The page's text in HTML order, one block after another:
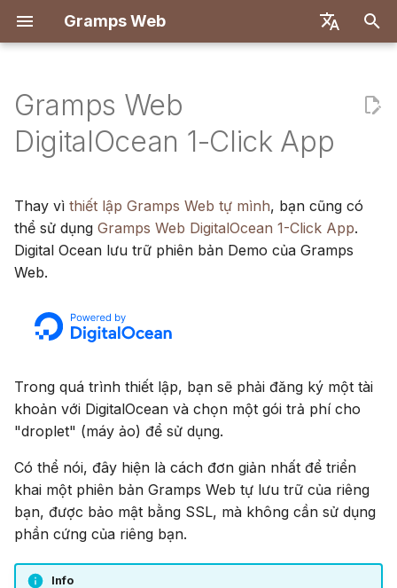
Gramps Web
Français
Español
Tiếng Việt
Türkçe
Dansk
Suomi
Українська
t
g
e
a
r
c
Tính năng
Bước 1: Tạo tài khoản
DigitalOcean
Bước 3: Thiết lập tên miền
Bước 4: Đăng nhập vào
Bước 5: Khởi động Gramps
Hệ thống người dùng
Xác thực OIDC
Thiết lập trò chuyện AI
Tùy chỉnh giao diện
Cập nhật
Sử dụng PostgreSQL
Lưu trữ phương tiện trên
S3
Giới hạn sử dụng CPU & bộ
Giới thiệu
Nhập dữ liệu
Xuất dữ liệu
Cài đặt quản trị
Đồng bộ với Gramps
Giới thiệu
Duyệt cây gia phả Dòng thời gian
Bản đồ
Chỉnh sửa dữ liệu
Sử dụng blog
Quản lý nhiệm vụ
Trình duyệt nhiễm sắc
Y-DNA
Công cụ nghiên cứu
Lịch sử
Lịch sử sửa đổi
Nâng cao
Tìm kiếm bên ngoài
Tài khoản & tùy chọn
Thông báo
Tổng quan
Đặc tả API
Truy vấn thủ công
Frontend Kiến trúc
Dịch thuật
Gramps Web
DigitalOcean 1-Click App
Thay vì thiết lập Gramps Web tự mình, bạn cũng có
thể sử dụng Gramps Web DigitalOcean 1-Click App.
Digital Ocean lưu trữ phiên bản Demo của Gramps
Web.
Trong quá trình thiết lập, bạn sẽ phải đăng ký một tài
khoản với DigitalOcean và chọn một gói trả phí cho
"droplet" (máy ảo) để sử dụng.
Có thể nói, đây hiện là cách đơn giản nhất để triển
khai một phiên bản Gramps Web tự lưu trữ của riêng
bạn, được bảo mật bằng SSL, mà không cần sử dụng
phần cứng của riêng bạn.
Info